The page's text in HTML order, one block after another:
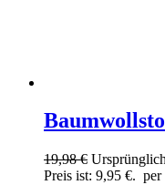
19,98€
Preis ist: 9,95 €. per